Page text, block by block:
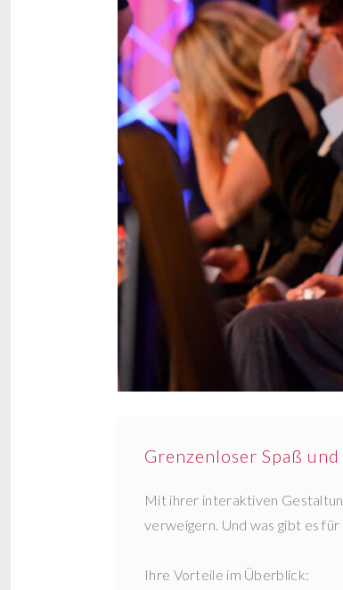
Grenzenloser Spaß
Mit ihrer interaktiven
verweigern. Und was gibt es
Ihre Vorteile im Überblick: